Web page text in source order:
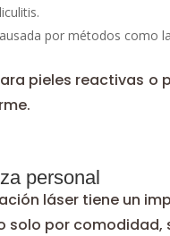
por métodos como
pieles reactivas
personal
láser tiene un
por comodidad,